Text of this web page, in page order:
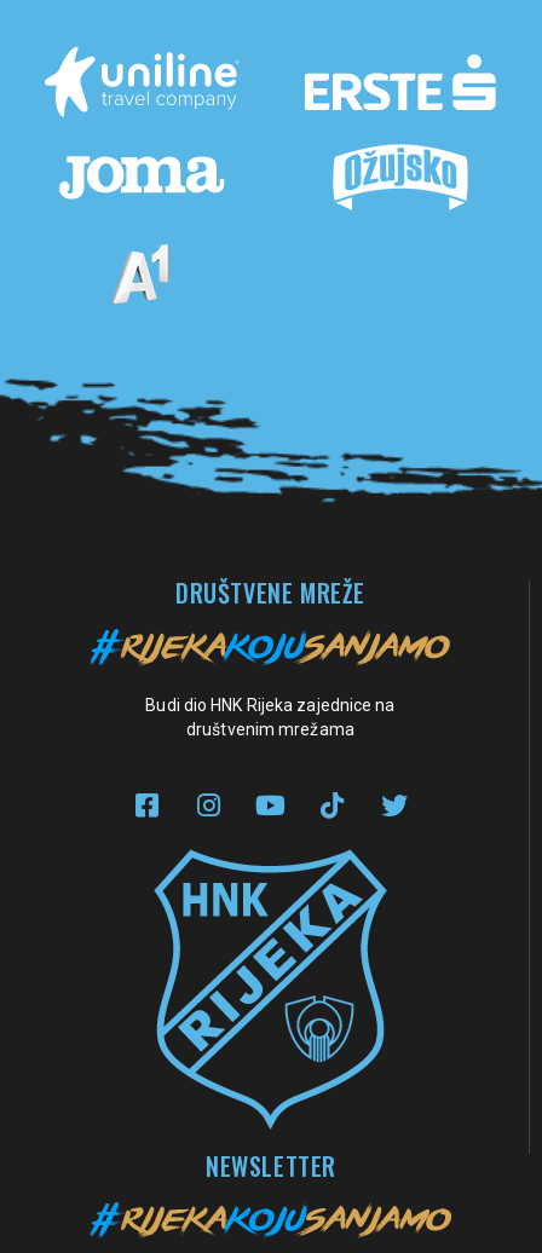
DRUŠTVENE MREŽE
Budi dio HNK Rijeka zajednice na
društvenim mrežama
NEWSLETTER